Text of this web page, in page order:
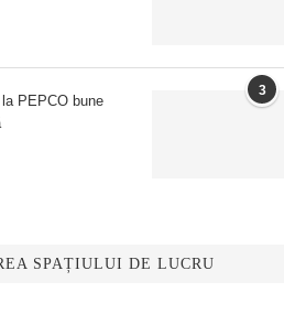
3
PEPCO bune
SPAȚIULUI DE LUCRU